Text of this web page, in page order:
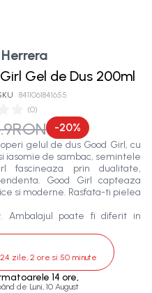
(0)
8411061841655
Gel de Dus 200ml
-20%
gelul de dus Good Girl, cu
iasomie de sambac, semintele
fascineaza prin dualitate,
Good Girl capteaza
si moderne. Rasfata-ti pielea
Ambalajul poate fi diferit in
24 zile, 2 ore si 50 minute
14 ore,
de Luni, 10 August